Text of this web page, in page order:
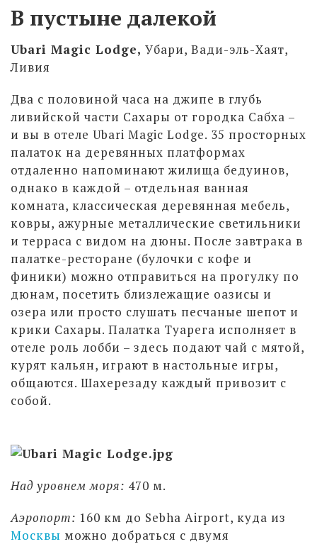
В пустыне далекой
Ubari Magic Lodge, Убари, Вади-эль-Хаят,
Ливия
Два с половиной часа на джипе в глубь
ливийской части Сахары от городка Сабха –
и вы в отеле Ubari Magic Lodge. 35 просторных
палаток на деревянных платформах
отдаленно напоминают жилища бедуинов,
однако в каждой – отдельная ванная
комната, классическая деревянная мебель,
ковры, ажурные металлические светильники
и терраса с видом на дюны. После завтрака в
палатке-ресторане (булочки с кофе и
финики) можно отправиться на прогулку по
дюнам, посетить близлежащие оазисы и
озера или просто слушать песчаные шепот и
крики Сахары. Палатка Туарега исполняет в
отеле роль лобби – здесь подают чай с мятой,
курят кальян, играют в настольные игры,
общаются. Шахерезаду каждый привозит с
собой.
Над уровнем моря: 470 м.
Аэропорт: 160 км до Sebha Airport, куда из
Москвы можно добраться с двумя